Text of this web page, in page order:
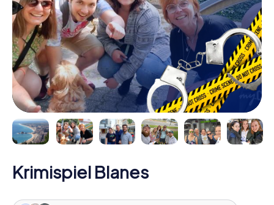
Krimispiel Blanes